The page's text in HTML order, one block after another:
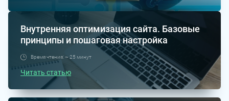
Внутренняя оптимизация сайта. Базовые
принципы и пошаговая настройка
Время чтения: ~ 25 минут
Читать статью